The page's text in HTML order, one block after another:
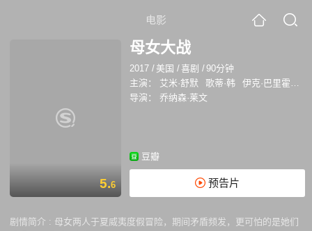
电影
5.6
母女大战
2017 / 美国 /喜剧 /90分钟
主演：
艾米·舒默 歌蒂·韩
伊克·巴里霍尔兹
导演：
乔纳森·莱文
豆瓣
预告片
剧情简介 : 母女两人于夏威夷度假冒险，期间矛盾频发，更可怕的是她们